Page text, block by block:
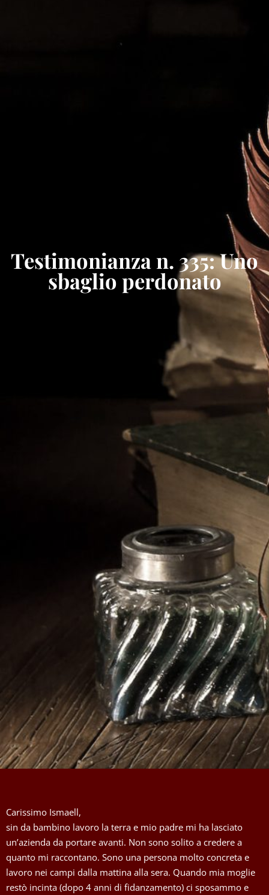
Testimonianza n. 335: Uno
sbaglio perdonato
Carissimo Ismaell,
sin da bambino lavoro la terra e mio padre mi ha lasciato
un’azienda da portare avanti. Non sono solito a credere a
quanto mi raccontano. Sono una persona molto concreta e
lavoro nei campi dalla mattina alla sera. Quando mia moglie
restò incinta (dopo 4 anni di fidanzamento) ci sposammo e